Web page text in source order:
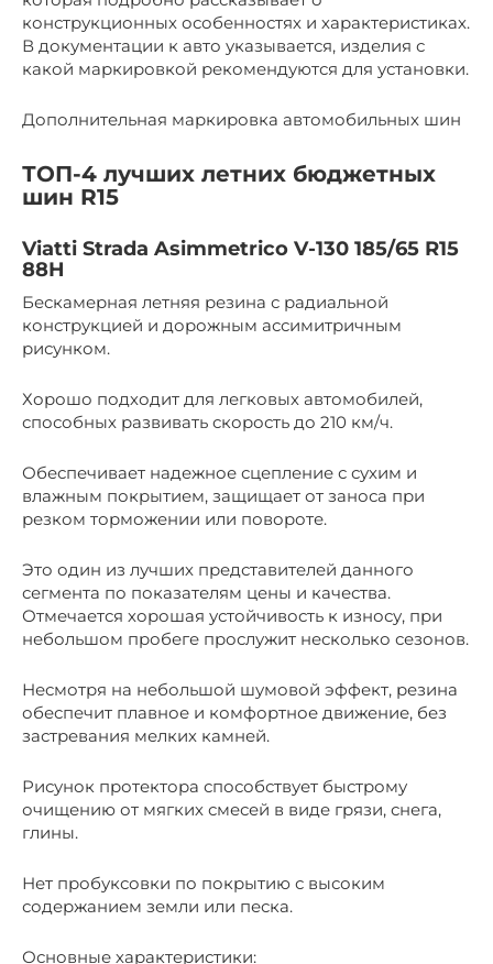
конструкционных особенностях и характеристиках.
В документации к авто указывается, изделия с
какой маркировкой рекомендуются для установки.
Дополнительная маркировка автомобильных шин
ТОП-4 лучших летних бюджетных
шин R15
Viatti Strada Asimmetrico V-130 185/65 R15
88H
Бескамерная летняя резина с радиальной
конструкцией и дорожным ассимитричным
рисунком.
Хорошо подходит для легковых автомобилей,
способных развивать скорость до 210 км/ч.
Обеспечивает надежное сцепление с сухим и
влажным покрытием, защищает от заноса при
резком торможении или повороте.
Это один из лучших представителей данного
сегмента по показателям цены и качества.
Отмечается хорошая устойчивость к износу, при
небольшом пробеге прослужит несколько сезонов.
Несмотря на небольшой шумовой эффект, резина
обеспечит плавное и комфортное движение, без
застревания мелких камней.
Рисунок протектора способствует быстрому
очищению от мягких смесей в виде грязи, снега,
глины.
Нет пробуксовки по покрытию с высоким
содержанием земли или песка.
Основные характеристики: